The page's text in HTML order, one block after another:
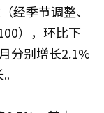
经季节调整、
），环比下
分别增长2.1%